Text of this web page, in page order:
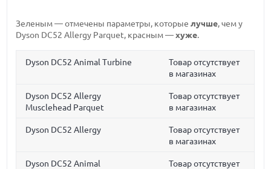
Зеленым— отмечены параметры, которыелучше, чем у
Dyson DC52 Allergy Parquet, красным—хуже.
Dyson DC52 Animal Turbine
Товар отсутствует
в магазинах
Dyson DC52 Allergy
Musclehead Parquet
Товар отсутствует
в магазинах
Dyson DC52 Allergy
Товар отсутствует
в магазинах
Dyson DC52 Animal
Товар отсутствует